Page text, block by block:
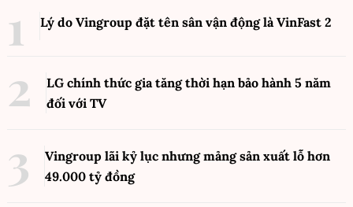
Lý do Vingroup đặt tên sân vận động là VinFast 2
LG chính thức gia tăng thời hạn bảo hành 5 năm
đối với TV
Vingroup lãi kỷ lục nhưng mảng sản xuất lỗ hơn
49.000 tỷ đồng